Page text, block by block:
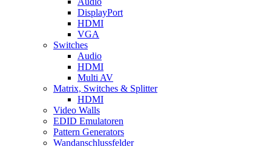
DisplayPort
HDMI
VGA
Switches
Audio
HDMI
Multi AV
Matrix, Switches & Splitter
HDMI
Video Walls
EDID Emulatoren
Pattern Generators
Wandanschlussfelder